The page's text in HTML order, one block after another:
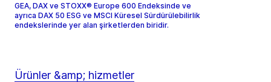
GEA, DAX ve STOXX® Europe 600 Endeksinde ve
ayrıca DAX 50 ESG ve MSCI Küresel Sürdürülebilirlik
endekslerinde yer alan şirketlerden biridir.
Ürünler &amp; hizmetler